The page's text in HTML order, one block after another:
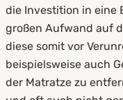
die Investition in eine
großen Aufwand auf
diese somit vor
beispielsweise auch
der Matratze zu